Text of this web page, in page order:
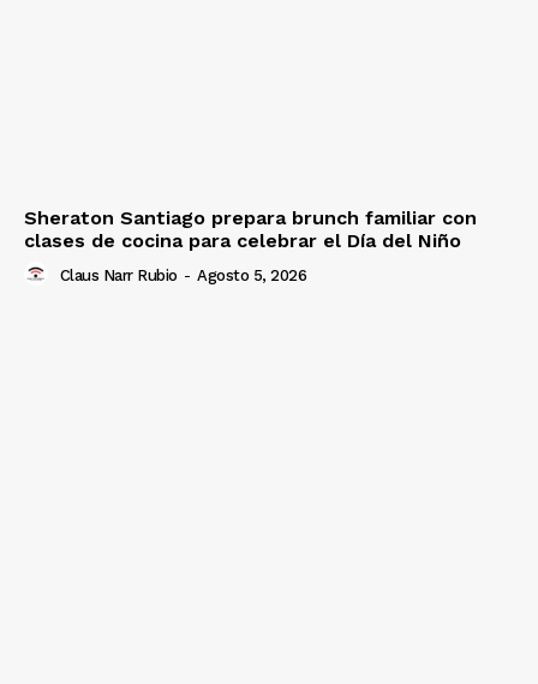
Sheraton Santiago prepara brunch familiar con
clases de cocina para celebrar el Día del Niño
Claus Narr Rubio - Agosto 5, 2026